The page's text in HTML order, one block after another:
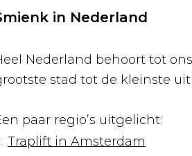
in Nederland
Nederland behoort tot
stad tot de kleinste
paar regio’s uitgelicht:
Traplift in Amsterdam